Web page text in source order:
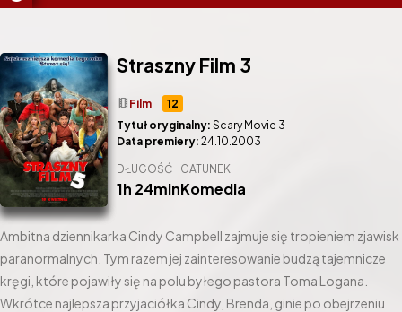
Straszny Film 3
12
theaters Film
Tytuł oryginalny: Scary Movie 3
Data premiery: 24.10.2003
Ambitna dziennikarka Cindy Campbell zajmuje się tropieniem zjawisk
paranormalnych. Tym razem jej zainteresowanie budzą tajemnicze
kręgi, które pojawiły się na polu byłego pastora Toma Logana.
Wkrótce najlepsza przyjaciółka Cindy, Brenda, ginie po obejrzeniu
DŁUGOŚĆ
1h 24min
GATUNEK
Komedia